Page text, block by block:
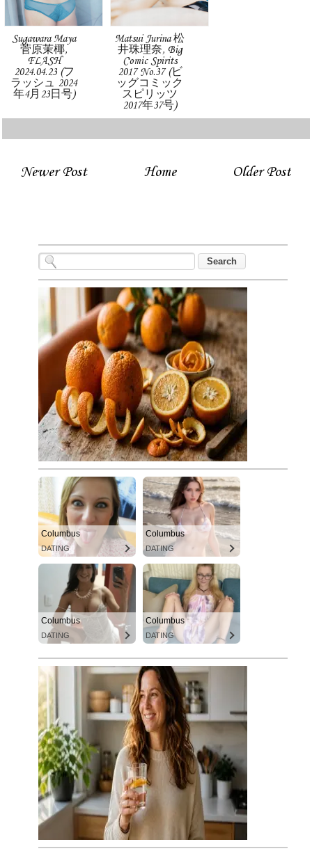
Sugawara Maya
菅原茉椰,
FLASH
2024.04.23 (フ
ラッシュ 2024
年4月23日号)
Matsui Jurina 松
井珠理奈, Big
Comic Spirits
2017 No.37 (ビ
ッグコミック
スピリッツ
2017年37号)
Newer Post Older Post
Home
Columbus
DATING
Columbus
DATING
Columbus
DATING
Columbus
DATING